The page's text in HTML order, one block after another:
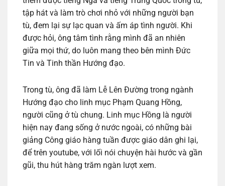
tập hát và làm trò chơi nhỏ với những người bạn
tù, đem lại sự lạc quan và ấm áp tình người. Khi
được hỏi, ông tâm tình rằng mình đã an nhiên
giữa mọi thứ, do luôn mang theo bên mình Đức
Tin và Tinh thần Hướng đạo.
Trong tù, ông đã làm Lễ Lên Đường trong ngành
Hướng đạo cho linh mục Phạm Quang Hồng,
người cũng ở tù chung. Linh mục Hồng là người
hiện nay đang sống ở nước ngoài, có những bài
giảng Công giáo hàng tuần được giáo dân ghi lại,
để trên youtube, với lối nói chuyện hài hước và gần
gũi, thu hút hàng trăm ngàn lượt xem.